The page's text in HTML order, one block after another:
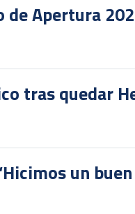
de Apertura
tras quedar
un